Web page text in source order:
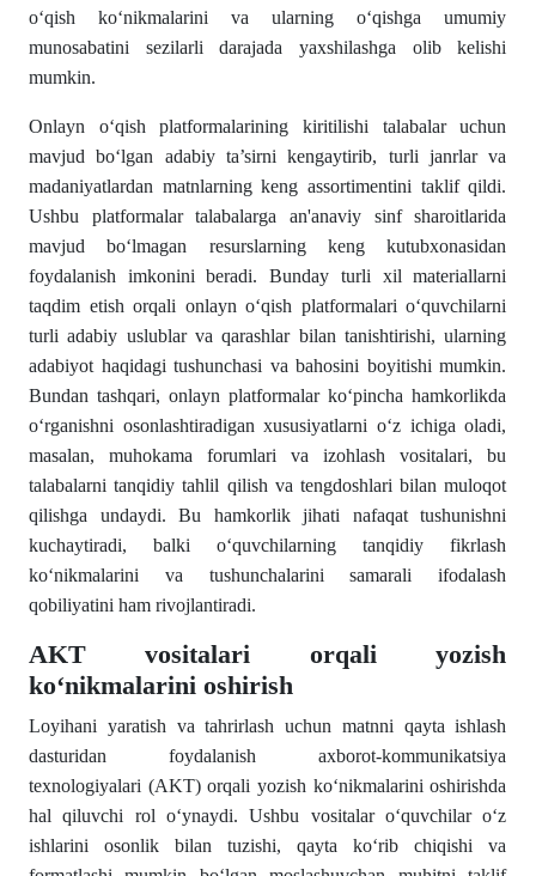
oʻqish koʻnikmalarini va ularning oʻqishga umumiy
munosabatini sezilarli darajada yaxshilashga olib kelishi
mumkin.
Onlayn oʻqish platformalarining kiritilishi talabalar uchun
mavjud boʻlgan adabiy ta’sirni kengaytirib, turli janrlar va
madaniyatlardan matnlarning keng assortimentini taklif qildi.
Ushbu platformalar talabalarga an'anaviy sinf sharoitlarida
mavjud boʻlmagan resurslarning keng kutubxonasidan
foydalanish imkonini beradi. Bunday turli xil materiallarni
taqdim etish orqali onlayn oʻqish platformalari oʻquvchilarni
turli adabiy uslublar va qarashlar bilan tanishtirishi, ularning
adabiyot haqidagi tushunchasi va bahosini boyitishi mumkin.
Bundan tashqari, onlayn platformalar koʻpincha hamkorlikda
oʻrganishni osonlashtiradigan xususiyatlarni oʻz ichiga oladi,
masalan, muhokama forumlari va izohlash vositalari, bu
talabalarni tanqidiy tahlil qilish va tengdoshlari bilan muloqot
qilishga undaydi. Bu hamkorlik jihati nafaqat tushunishni
kuchaytiradi, balki oʻquvchilarning tanqidiy fikrlash
koʻnikmalarini va tushunchalarini samarali ifodalash
qobiliyatini ham rivojlantiradi.
AKT vositalari orqali yozish
koʻnikmalarini oshirish
Loyihani yaratish va tahrirlash uchun matnni qayta ishlash
dasturidan foydalanish axborot-kommunikatsiya
texnologiyalari (AKT) orqali yozish koʻnikmalarini oshirishda
hal qiluvchi rol oʻynaydi. Ushbu vositalar oʻquvchilar oʻz
ishlarini osonlik bilan tuzishi, qayta koʻrib chiqishi va